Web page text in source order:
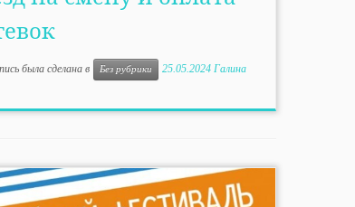
была сделана в Без рубрики 25.05.2024 Галина